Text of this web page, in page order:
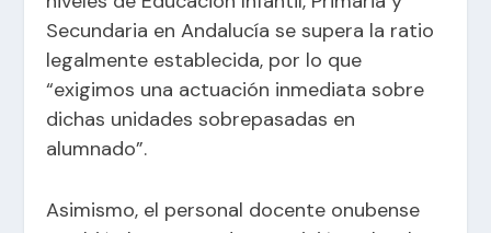
Secundaria en Andalucía se supera la ratio
legalmente establecida, por lo que
“exigimos una actuación inmediata sobre
dichas unidades sobrepasadas en
alumnado”.
Asimismo, el personal docente onubense